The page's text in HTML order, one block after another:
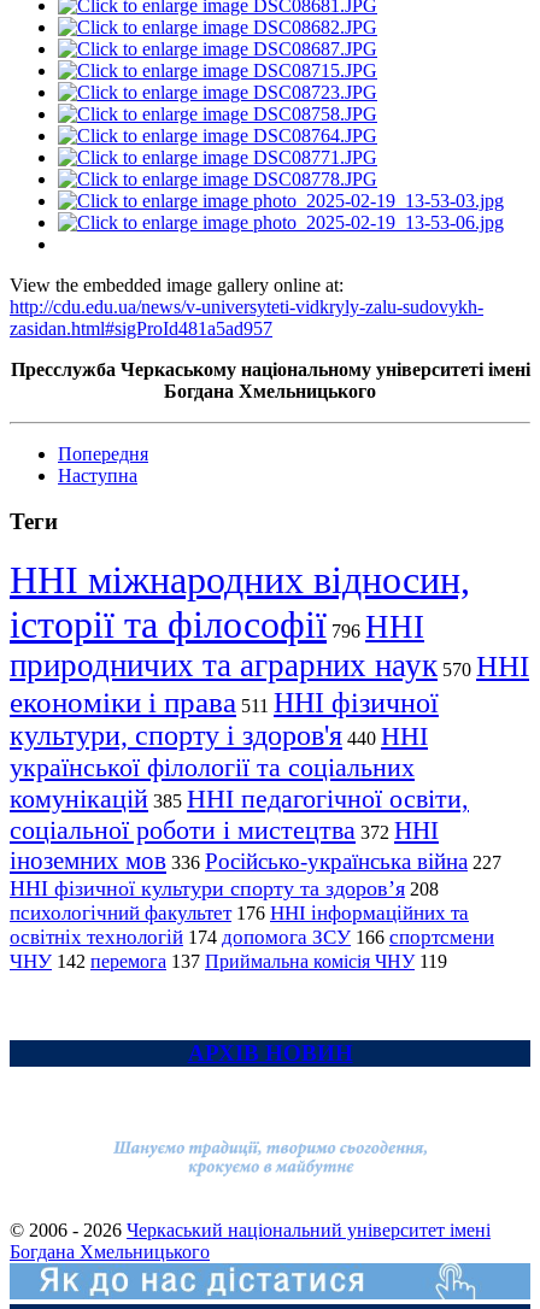
View the embedded image gallery online at:
http://cdu.edu.ua/news/v-universyteti-vidkryly-zalu-sudovykh-
zasidan.html#sigProId481a5ad957
Пресслужба Черкаському національному університеті імені
Богдана Хмельницького
Попередня
Наступна
Теги
ННІ міжнародних відносин,
історії та філософії 796 ННІ
природничих та аграрних наук 570 ННІ
економіки і права 511 ННІ фізичної
культури, спорту і здоров'я 440 ННІ
української філології та соціальних
комунікацій 385 ННІ педагогічної освіти,
соціальної роботи і мистецтва 372 ННІ
іноземних мов 336 Російсько-українська війна 227
ННІ фізичної культури спорту та здоров’я 208
психологічний факультет 176 ННІ інформаційних та
освітніх технологій 174 допомога ЗСУ 166 спортсмени
ЧНУ 142 перемога 137 Приймальна комісія ЧНУ 119
АРХІВ НОВИН
© 2006 - 2026 Черкаський національний університет імені
Богдана Хмельницького